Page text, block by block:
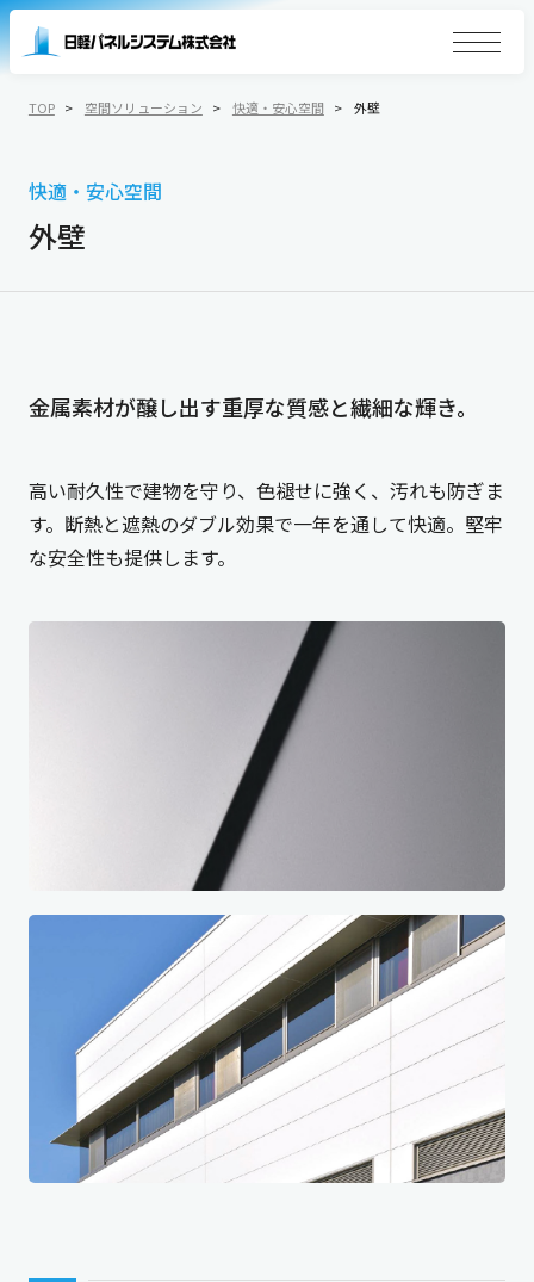
TOP 空間ソリューション 快適・安心空間 外壁
快適・安心空間
外壁
金属素材が醸し出す重厚な質感と繊細な輝き。
高い耐久性で建物を守り、色褪せに強く、汚れも防ぎま
す。 断熱と遮熱のダブル効果で一年を通して快適。堅牢
な安全性も提供します。